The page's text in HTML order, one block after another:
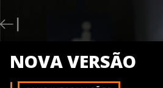
NOVA VERSÃO
Previous